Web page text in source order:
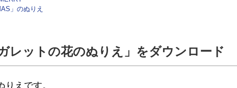
」のぬりえ
レットの花のぬりえ」をダウンロード
えです。